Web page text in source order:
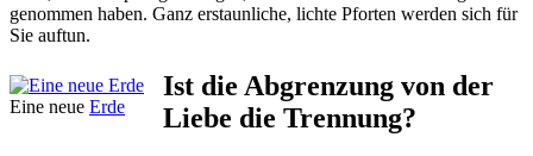
genommen haben. Ganz erstaunliche, lichte Pforten werden sich für
Sie auftun.
Eine neue Erde
Ist die Abgrenzung von der
Liebe die Trennung?